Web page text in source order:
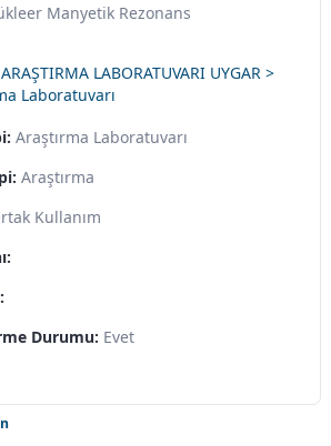
Manyetik Rezonans
LABORATUVARI UYGAR >
Laboratuvarı
Araştırma Laboratuvarı
Araştırma
Kullanım
Durumu: Evet